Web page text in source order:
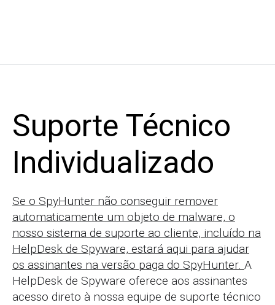
Suporte Técnico
Individualizado
Se o SpyHunter não conseguir remover
automaticamente um objeto de malware, o
nosso sistema de suporte ao cliente, incluído na
HelpDesk de Spyware, estará aqui para ajudar
os assinantes na versão paga do SpyHunter. A
HelpDesk de Spyware oferece aos assinantes
acesso direto à nossa equipe de suporte técnico